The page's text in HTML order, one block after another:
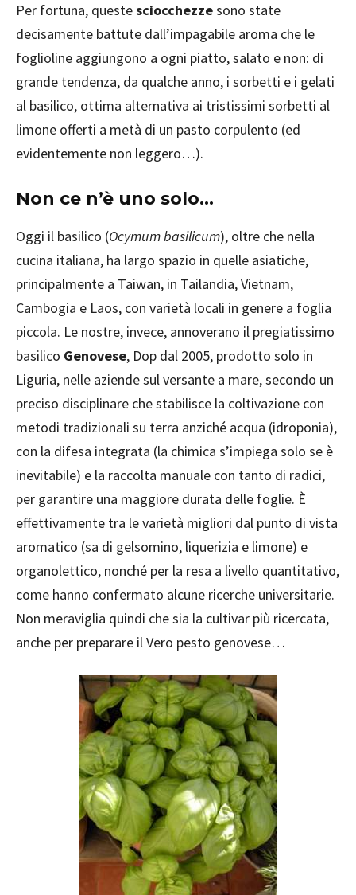
Per fortuna, questesciocchezzesono state
decisamente battute dall’impagabile aroma che le
foglioline aggiungono a ogni piatto, salato e non: di
grande tendenza, da qualche anno, i sorbetti e i gelati
al basilico, ottima alternativa ai tristissimi sorbetti al
limone offerti a metà di un pasto corpulento (ed
evidentemente non leggero…).
Non ce n’è uno solo…
Oggi il basilico (Ocymum basilicum), oltre che nella
cucina italiana, ha largo spazio in quelle asiatiche,
principalmente a Taiwan, in Tailandia, Vietnam,
Cambogia e Laos, con varietà locali in genere a foglia
piccola. Le nostre, invece, annoverano il pregiatissimo
basilico Genovese, Dop dal 2005, prodotto solo in
Liguria, nelle aziende sul versante a mare, secondo un
preciso disciplinare che stabilisce la coltivazione con
metodi tradizionali su terra anziché acqua (idroponia),
con la difesa integrata (la chimica s’impiega solo se è
inevitabile) e la raccolta manuale con tanto di radici,
per garantire una maggiore durata delle foglie. È
effettivamente tra le varietà migliori dal punto di vista
aromatico (sa di gelsomino, liquerizia e limone) e
organolettico, nonché per la resa a livello quantitativo,
come hanno confermato alcune ricerche universitarie.
Non meraviglia quindi che sia la cultivar più ricercata,
anche per preparare il Vero pesto genovese…